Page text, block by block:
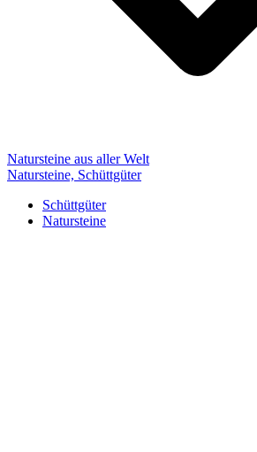
Natursteine aus aller Welt
Natursteine, Schüttgüter
Schüttgüter
Natursteine